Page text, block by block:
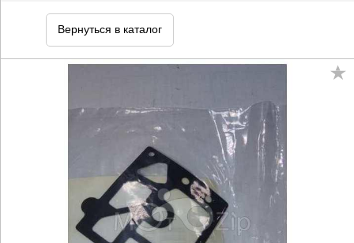
Вернуться в каталог